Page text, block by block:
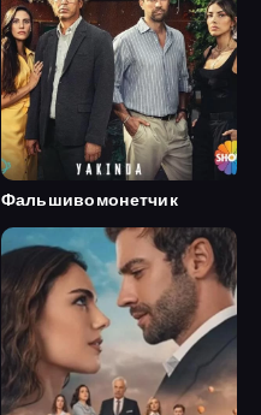
Фальшивомонетчик